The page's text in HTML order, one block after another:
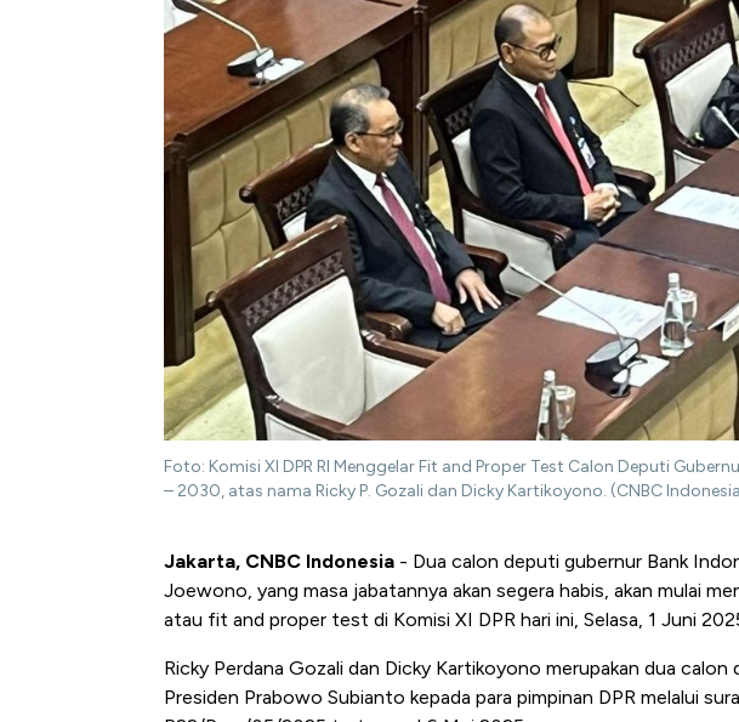
Foto: Komisi XI DPR RI Menggelar Fit and Proper Test Calon Deputi
– 2030, atas nama Ricky P. Gozali dan Dicky Kartikoyono. (CNBC
Jakarta, CNBC Indonesia - Dua calon deputi gubernur Bank
Joewono, yang masa jabatannya akan segera habis, akan mulai
atau fit and proper test di Komisi XI DPR hari ini, Selasa, 1 Juni
Ricky Perdana Gozali dan Dicky Kartikoyono merupakan dua
Presiden Prabowo Subianto kepada para pimpinan DPR melalui